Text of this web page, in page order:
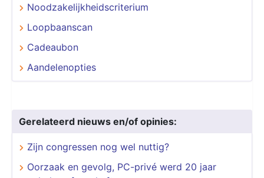
Noodzakelijkheidscriterium
Loopbaanscan
Cadeaubon
Aandelenopties
Gerelateerd nieuws en/of opinies:
Zijn congressen nog wel nuttig?
Oorzaak en gevolg, PC-privé werd 20 jaar